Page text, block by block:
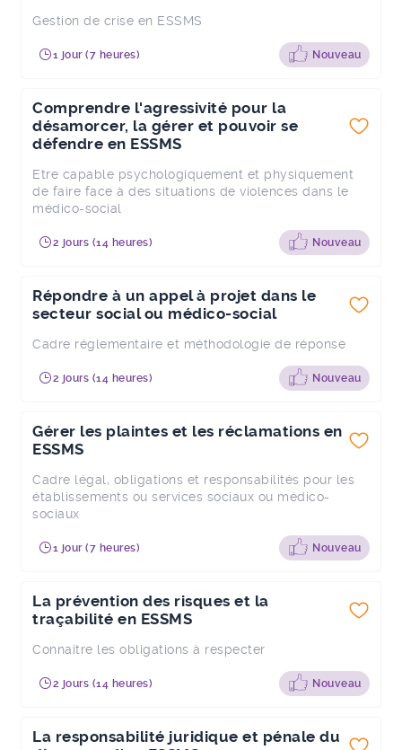
Gestion de crise en ESSMS
1 jour (7 heures) Nouveau
Comprendre l'agressivité pour la
désamorcer, la gérer et pouvoir se
défendre en ESSMS
Etre capable psychologiquement et physiquement
de faire face à des situations de violences dans le
médico-social
2 jours (14 heures) Nouveau
Répondre à un appel à projet dans le
secteur social ou médico-social
Cadre réglementaire et méthodologie de réponse
2 jours (14 heures) Nouveau
Gérer les plaintes et les réclamations en
ESSMS
Cadre légal, obligations et responsabilités pour les
établissements ou services sociaux ou médico-
sociaux
1 jour (7 heures) Nouveau
La prévention des risques et la
traçabilité en ESSMS
Connaitre les obligations à respecter
2 jours (14 heures) Nouveau
La responsabilité juridique et pénale du